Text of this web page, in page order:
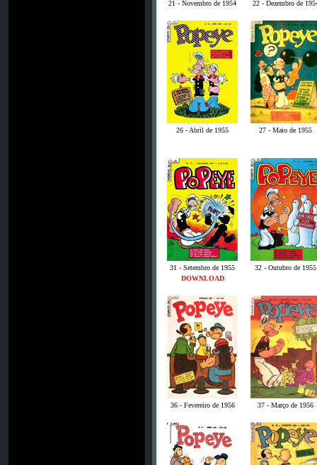
21 - Novembro de 1954 22 - Dezembro de
26 - Abril de 1955 27 - Maio de 1955
31 - Setembro de 1955
32 - Outubro de 1955
DOWNLOAD
36 - Fevereiro de 1956 37 - Março de 1956